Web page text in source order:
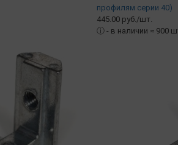
профилям серии 40)
445.00 руб./шт.
ⓘ - в наличии ≈ 900